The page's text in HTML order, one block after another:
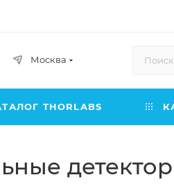
Москва
THORLABS